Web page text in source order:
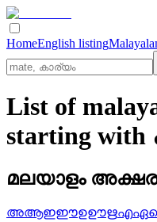
HomeEnglish listing
List of
starting
മലയാളം
അആഇഈഉഊഋഎഏ